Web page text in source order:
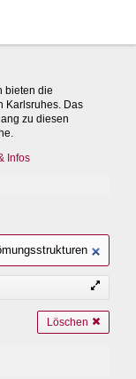
bieten die
Karlsruhes. Das
zu diesen
Infos
Löschen